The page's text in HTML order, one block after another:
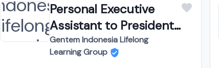
Personal Executive
Assistant to President
Director
Gentem Indonesia Lifelong
Learning Group